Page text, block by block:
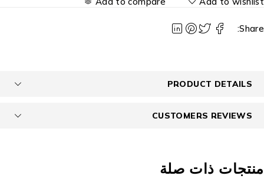
PRODUCT DETAILS
CUSTOMERS REVIEWS
ذات صلة